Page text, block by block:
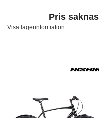
Pris saknas
Visa lagerinformation